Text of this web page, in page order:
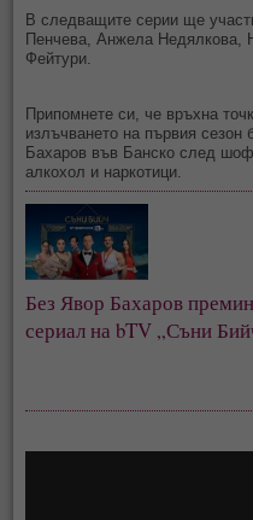
В следващите серии ще
Пенчева, Анжела Недялкова,
Фейтури.
Припомнете си, че връхна
излъчването на първия сезон
Бахаров във Банско след
алкохол и наркотици.
Без Явор Бахаров
сериал на bTV „Съни